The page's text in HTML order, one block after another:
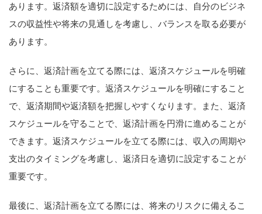
あります。返済額を適切に設定するためには、自分のビジネ
スの収益性や将来の見通しを考慮し、バランスを取る必要が
あります。
さらに、返済計画を立てる際には、返済スケジュールを明確
にすることも重要です。返済スケジュールを明確にすること
で、返済期間や返済額を把握しやすくなります。また、返済
スケジュールを守ることで、返済計画を円滑に進めることが
できます。返済スケジュールを立てる際には、収入の周期や
支出のタイミングを考慮し、返済日を適切に設定することが
重要です。
最後に、返済計画を立てる際には、将来のリスクに備えるこ